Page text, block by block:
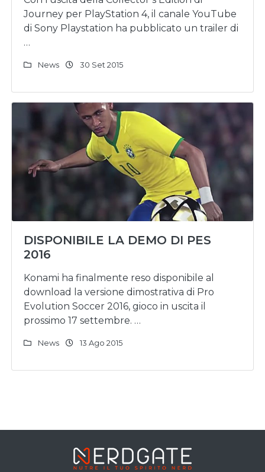
Journey per PlayStation 4, il canale YouTube
di Sony Playstation ha pubblicato un trailer di
…
News 30 Set 2015
DISPONIBILE LA DEMO DI PES
2016
Konami ha finalmente reso disponibile al
download la versione dimostrativa di Pro
Evolution Soccer 2016, gioco in uscita il
prossimo 17 settembre. …
News 13 Ago 2015